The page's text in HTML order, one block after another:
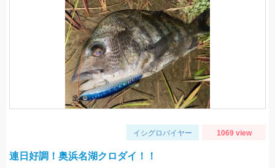
イシグロバイヤー 1069 view
連日好調！奥浜名湖クロダイ！！